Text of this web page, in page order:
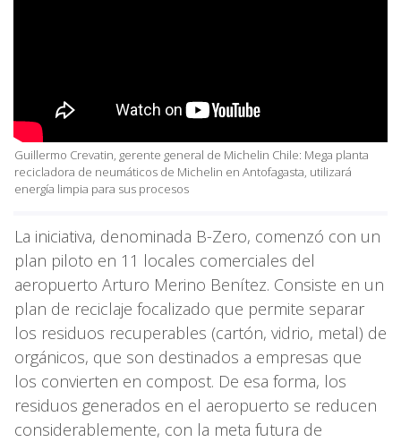
Guillermo Crevatin, gerente general de Michelin Chile: Mega planta
recicladora de neumáticos de Michelin en Antofagasta, utilizará
energía limpia para sus procesos
La iniciativa, denominada B-Zero, comenzó con un
plan piloto en 11 locales comerciales del
aeropuerto Arturo Merino Benítez. Consiste en un
plan de reciclaje focalizado que permite separar
los residuos recuperables (cartón, vidrio, metal) de
orgánicos, que son destinados a empresas que
los convierten en compost. De esa forma, los
residuos generados en el aeropuerto se reducen
considerablemente, con la meta futura de